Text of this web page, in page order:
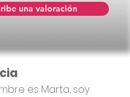
una valoración
es Marta, soy